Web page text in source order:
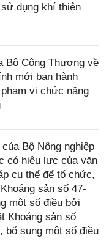
dụng khí thiên
Bộ Công Thương về
mới ban hành
vi chức năng
Bộ Nông nghiệp
có hiệu lực của văn
cụ thể để tổ chức,
sản số 47-
một số điều bởi
Khoáng sản số
bổ sung một số điều